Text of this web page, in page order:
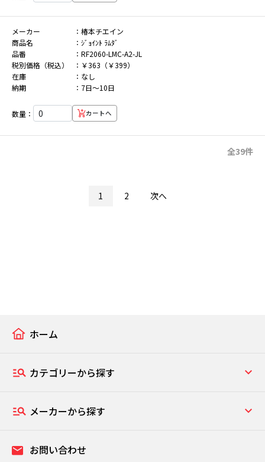
メーカー
椿本チエイン
商品名
ｼﾞｮｲﾝﾄ ﾗﾑﾀﾞ
品番
RF2060-LMC-A2-JL
税別価格（税込）
￥363（￥399）
在庫
なし
納期
7日～10日
数量： カートへ
全39件
1 2 次へ
ホーム
カテゴリーから探す
メーカーから探す
お問い合わせ